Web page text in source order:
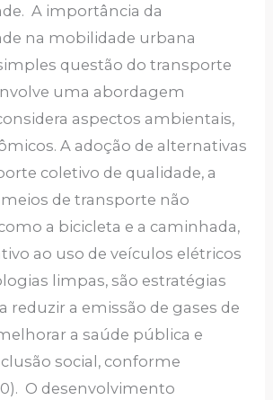
A importância da
na mobilidade urbana
questão do transporte
uma abordagem
aspectos ambientais,
A adoção de alternativas
coletivo de qualidade, a
de transporte não
a bicicleta e a caminhada,
ao uso de veículos elétricos
limpas, são estratégias
reduzir a emissão de gases de
a saúde pública e
social, conforme
O desenvolvimento